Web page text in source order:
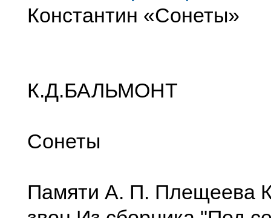
Константин «Сонеты»
К.Д.БАЛЬМОНТ
Сонеты
Памяти А. П. Плещеева